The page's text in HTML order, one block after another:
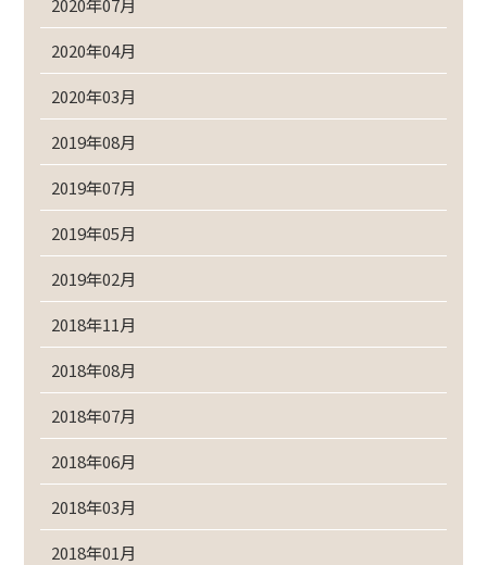
2020年04月
2020年03月
2019年08月
2019年07月
2019年05月
2019年02月
2018年11月
2018年08月
2018年07月
2018年06月
2018年03月
2018年01月